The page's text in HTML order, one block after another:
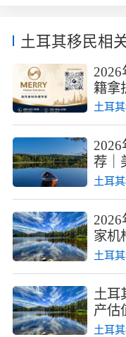
土耳其移民相
籍拿
土耳
荐｜
土耳
家机
土耳
土耳
产估
土耳